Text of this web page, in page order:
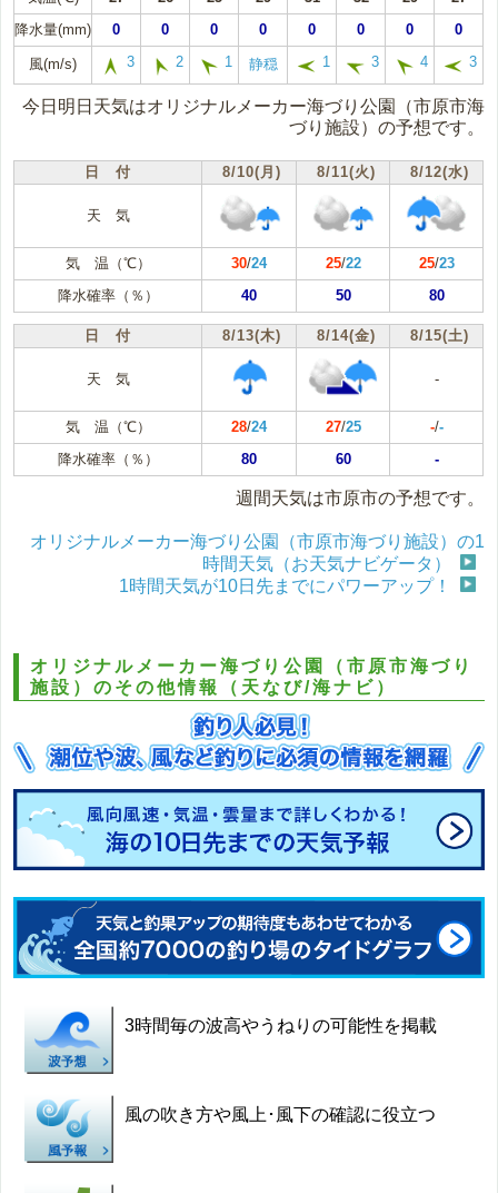
降水量(mm)
0 0 0 0 0 0 0 0
風(m/s) 3 2 1 静穏 1 3 4 3
今日明日天気はオリジナルメーカー海づり公園（市原市海
づり施設）の予想です。
日 付 8/10(月) 8/11(火) 8/12(水)
天 気
気 温（℃） 30/24 25/22 25/23
降水確率（％）
40 50 80
日 付 8/13(木) 8/14(金) 8/15(土)
天 気 -
気 温（℃） 28/24 27/25 -/-
降水確率（％）
80 60 -
週間天気は市原市の予想です。
オリジナルメーカー海づり公園（市原市海づり施設）の1
時間天気（お天気ナビゲータ）
1時間天気が10日先までにパワーアップ！
オリジナルメーカー海づり公園（市原市海づり
施設）のその他情報（天なび/海ナビ）
3時間毎の波高やうねりの可能性を掲載
風の吹き方や風上･風下の確認に役立つ